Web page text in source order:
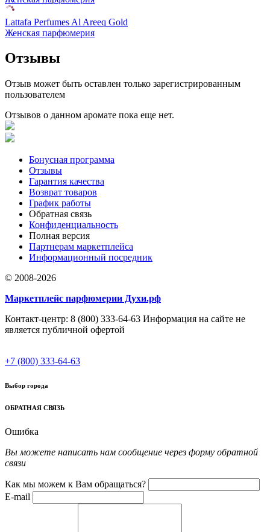
Lattafa Perfumes Al Areeq Gold
Женская парфюмерия
Отзывы
Отзыв может быть оставлен только зарегистрированным
пользователем
Отзывов о данном аромате пока еще нет.
Бонусная программа
Отзывы
Гарантия качества
Возврат товаров
График работы
Обратная связь
Конфиденциальность
Полная версия
Партнерам маркетплейса
Информационный посредник
© 2008-2026
Маркетплейс парфюмерии Духи.рф
Контакт-центр: 8 (800) 333-64-63 Информация на сайте не
является публичной офертой
+7 (800) 333-64-63
Выбор города
ОБРАТНАЯ СВЯЗЬ
Ошибка
Вы можете написать нам сообщение через форму обратной
связи
Как мы можем к Вам обращаться?
E-mail